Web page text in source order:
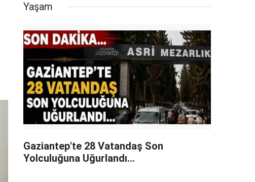
Yaşam
Gaziantep'te 28 Vatandaş Son
Yolculuğuna Uğurlandı...